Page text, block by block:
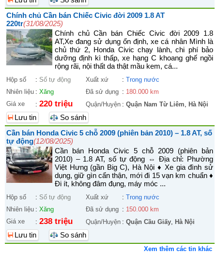
Chính chủ Cần bán Chiếc Civic đời 2009 1.8 AT
220tr(31/08/2025)
Chính chủ Cần bán Chiếc Civic đời 2009 1.8
AT,Xe đang sử dụng ổn định, xe cá nhân Mình là
chủ thứ 2, Honda Civic chạy lành, chi phí bảo
dưỡng định kì thấp, xe hạng C khoang ghế ngồi
rộng rãi, nội thất da thật mầu kem, cá...
Hộp số : Số tự động Xuất xứ : Trong nước
Nhiên liệu : Xăng Đã sử dụng : 180.000 km
Giá xe
: 220 triệu Quận/Huyện : Quận Nam Từ Liêm, Hà Nội
Lưu tin
So sánh
Cần bán Honda Civic 5 chỗ 2009 (phiên bản 2010) – 1.8 AT, số
tự động(12/08/2025)
Cần bán Honda Civic 5 chỗ 2009 (phiên bản
2010) – 1.8 AT, số tự động ⇔ Địa chỉ: Phường
Việt Hưng (gần Big C), Hà Nội ♦ Xe gia đình sử
dụng, giữ gìn cẩn thận, mới đi 15 vạn km chuẩn ♦
Đi ít, không đâm đụng, máy móc ...
Hộp số : Số tự động Xuất xứ : Trong nước
Nhiên liệu : Xăng Đã sử dụng : 150.000 km
Giá xe
: 238 triệu Quận/Huyện : Quận Cầu Giấy, Hà Nội
Lưu tin So sánh
Xem thêm các tin khác